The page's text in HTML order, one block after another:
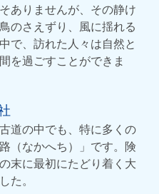
ありませんが、その静け
のさえずり、風に揺れる
で、訪れた人々は自然と
を過ごすことができま
道の中でも、特に多くの
（なかへち）」です。険
末に最初にたどり着く大
た。